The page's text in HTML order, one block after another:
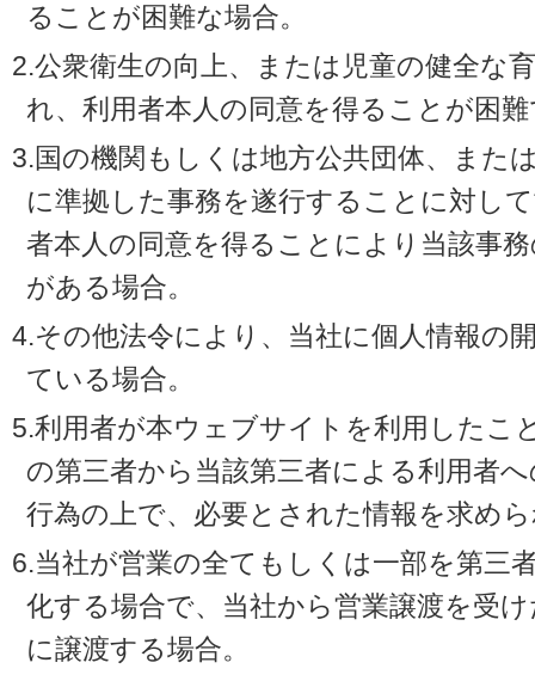
ることが困難な場合。
2.公衆衛生の向上、または児童の健全な
れ、利用者本人の同意を得ることが困
3.国の機関もしくは地方公共団体、また
に準拠した事務を遂行することに対し
者本人の同意を得ることにより当該事
がある場合。
4.その他法令により、当社に個人情報の
ている場合。
5.利用者が本ウェブサイトを利用したこ
の第三者から当該第三者による利用者
行為の上で、必要とされた情報を求め
6.当社が営業の全てもしくは一部を第三
化する場合で、当社から営業譲渡を受
に譲渡する場合。